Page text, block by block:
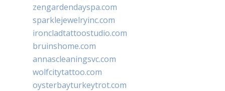
zengardendayspa.com
sparklejewelryinc.com
ironcladtattoostudio.com
bruinshome.com
annascleaningsvc.com
wolfcitytattoo.com
oysterbayturkeytrot.com